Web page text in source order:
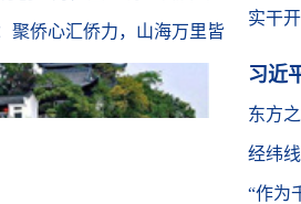
聚侨心汇侨力，山海万里皆
实干
习近
面振
东方
经纬
“作为